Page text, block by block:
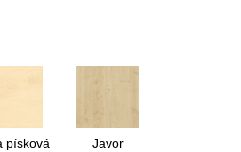
písková Javor